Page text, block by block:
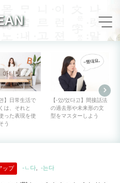
】日常生活で
は、それと
った表現を使
う
【-았/었다고】間接話法
の過去形や未来形の文
型をマスターしよう
ップ -ㄴ다 -는다